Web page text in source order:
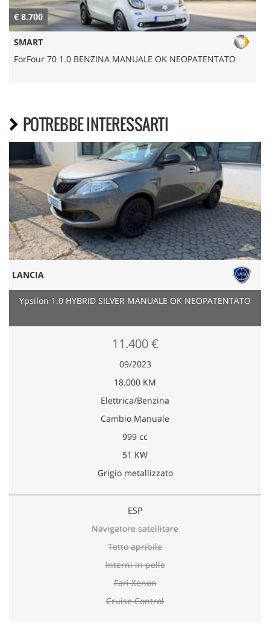
€ 8.700
SMART
ForFour 70 1.0 BENZINA MANUALE OK NEOPATENTATO
POTREBBE INTERESSARTI
LANCIA
Ypsilon 1.0 HYBRID SILVER MANUALE OK NEOPATENTATO
11.400 €
09/2023
18.000 KM
Elettrica/Benzina
Cambio Manuale
999 cc
51 KW
Grigio metallizzato
ESP
Navigatore satellitare
Tetto apribile
Interni in pelle
Fari Xenon
Cruise Control